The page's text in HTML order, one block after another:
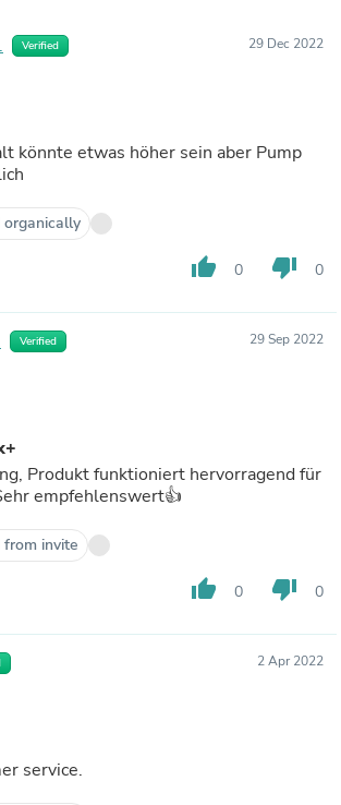
Verified 29 Dec 2022
könnte etwas höher sein aber Pump
thumb_up 0 thumb_down 0
Verified 29 Sep 2022
Produkt funktioniert hervorragend für
empfehlenswert👍
invite
thumb_up 0 thumb_down 0
2 Apr 2022
service.